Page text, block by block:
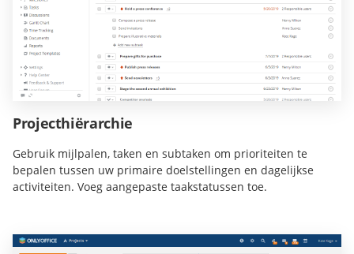
Projecthiërarchie
Gebruik mijlpalen, taken en subtaken om prioriteiten te
bepalen tussen uw primaire doelstellingen en dagelijkse
activiteiten. Voeg aangepaste taakstatussen toe.